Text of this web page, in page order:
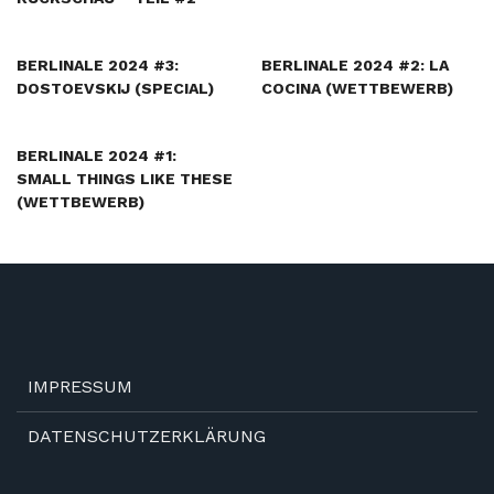
BERLINALE 2024 #3:
DOSTOEVSKIJ (SPECIAL)
BERLINALE 2024 #2: LA
COCINA (WETTBEWERB)
BERLINALE 2024 #1:
SMALL THINGS LIKE THESE
(WETTBEWERB)
IMPRESSUM
DATENSCHUTZERKLÄRUNG